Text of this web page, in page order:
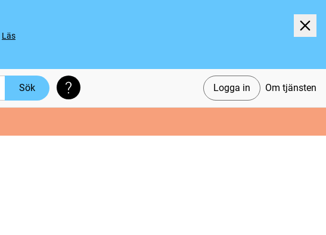
Läs
Logga in Om tjänsten
Sök Söktips